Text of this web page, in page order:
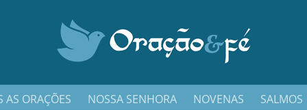
AS ORAÇÕES NOSSA SENHORA NOVENAS SALMOS